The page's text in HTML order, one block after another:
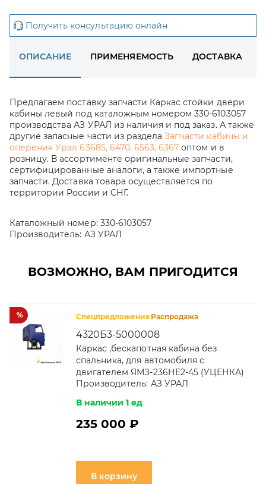
Получить консультацию онлайн
ОПИСАНИЕ ПРИМЕНЯЕМОСТЬ ДОСТАВКА
Предлагаем поставку запчасти Каркас стойки двери
кабины левый под каталожным номером 330-6103057
производства АЗ УРАЛ из наличия и под заказ. А также
другие запасные части из разделаЗапчасти кабины и
оперения Урал 63685, 6470, 6563, 6367 оптом и в
розницу. В ассортименте оригинальные запчасти,
сертифицированные аналоги, а также импортные
запчасти. Доставка товара осуществляется по
территории России и СНГ.
Каталожный номер: 330-6103057
Производитель: АЗ УРАЛ
ВОЗМОЖНО, ВАМ ПРИГОДИТСЯ
% СпецпредложениеРаспродажа
4320Б3-5000008
Каркас ,бескапотная кабина без
спальника, для автомобиля с
двигателем ЯМЗ-236НЕ2-45 (УЦЕНКА)
Производитель: АЗ УРАЛ
В наличии 1 ед
235 000 ₽
В корзину